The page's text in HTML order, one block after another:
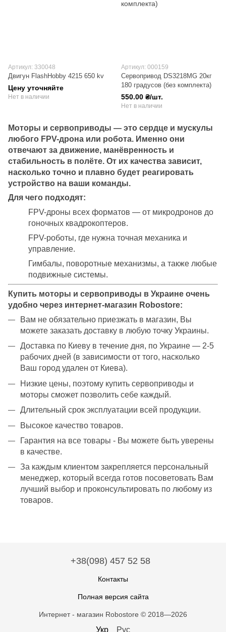
Артикул: 330048
Двигун FlashHobby 4215 650 kv
Цену уточняйте
Нет в наличии
Артикул: 000159
Сервопривод DS3218MG 20кг
180 градусов (без комплекта)
550.00 ₴/шт.
Нет в наличии
Моторы и сервоприводы — это сердце и мускулы
любого FPV-дрона или робота. Именно они
отвечают за движение, манёвренность и
стабильность в полёте. От их качества зависит,
насколько точно и плавно будет реагировать
устройство на ваши команды.
Для чего подходят:
FPV-дроны всех форматов — от микродронов до
гоночных квадрокоптеров.
FPV-роботы, где нужна точная механика и
управление.
Гимбалы, поворотные механизмы, а также любые
подвижные системы.
Купить моторы и сервоприводы в Украине очень
удобно через интернет-магазин Robostore:
Вам не обязательно приезжать в магазин, Вы
можете заказать доставку в любую точку Украины.
Доставка по Киеву в течение дня, по Украине — 2-5
рабочих дней (в зависимости от того, насколько
Ваш город удален от Киева).
Низкие цены, поэтому купить сервоприводы и
моторы сможет позволить себе каждый.
Длительный срок эксплуатации всей продукции.
Высокое качество товаров.
Гарантия на все товары - Вы можете быть уверены
в качестве.
За каждым клиентом закрепляется персональный
менеджер, который всегда готов посоветовать Вам
лучший выбор и проконсультировать по любому из
товаров.
+38(098) 457 52 58
Контакты
Полная версия сайта
Интернет - магазин Robostore © 2018—2026
Укр Рус